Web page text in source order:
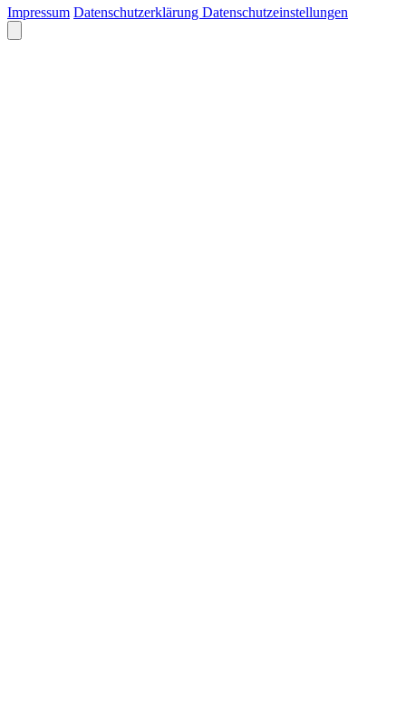
Impressum Datenschutzerklärung Datenschutzeinstellungen